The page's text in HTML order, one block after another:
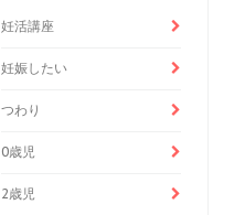
妊活講座
妊娠したい
つわり
0歳児
2歳児